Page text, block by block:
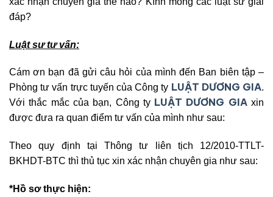
đáp?
Luật sư tư vấn:
Cám ơn bạn đã gửi câu hỏi của mình đến Ban biên tập –
Phòng tư vấn trực tuyến của Công ty LUẬT DƯƠNG GIA.
Với thắc mắc của bạn, Công ty LUẬT DƯƠNG GIAxin
được đưa ra quan điểm tư vấn của mình như sau:
Theo quy định tại Thông tư liên tịch 12/2010-TTLT-
BKHDT-BTC thì thủ tục xin xác nhận chuyên gia như sau:
*Hồ sơ thực hiện: